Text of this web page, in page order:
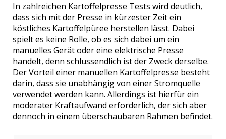
In zahlreichen Kartoffelpresse Tests wird deutlich,
dass sich mit der Presse in kürzester Zeit ein
köstliches Kartoffelpüree herstellen lässt. Dabei
spielt es keine Rolle, ob es sich dabei um ein
manuelles Gerät oder eine elektrische Presse
handelt, denn schlussendlich ist der Zweck derselbe.
Der Vorteil einer manuellen Kartoffelpresse besteht
darin, dass sie unabhängig von einer Stromquelle
verwendet werden kann. Allerdings ist hierfür ein
moderater Kraftaufwand erforderlich, der sich aber
dennoch in einem überschaubaren Rahmen befindet.